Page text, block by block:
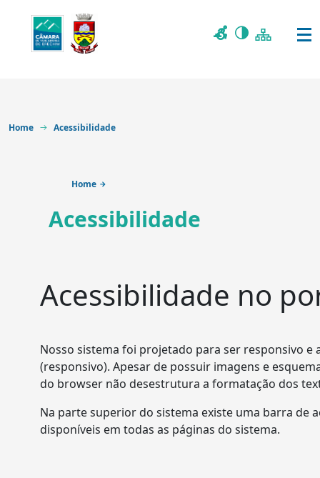
Home Acessibilidade
Home
Acessibilidade
Acessibilidade no
Nosso sistema foi projetado para ser responsivo e
(responsivo). Apesar de possuir imagens e
do browser não desestrutura a formatação dos
Na parte superior do sistema existe uma barra de
disponíveis em todas as páginas do sistema.